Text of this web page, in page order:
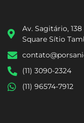
Av. Sagitário,
Square Sítio
(11) 3090-2324